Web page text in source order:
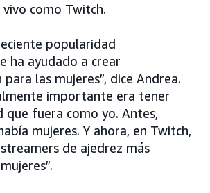
como Twitch.
popularidad
ha ayudado a crear
las mujeres”, dice Andrea.
importante era tener
que fuera como yo. Antes,
mujeres. Y ahora, en Twitch,
de ajedrez más